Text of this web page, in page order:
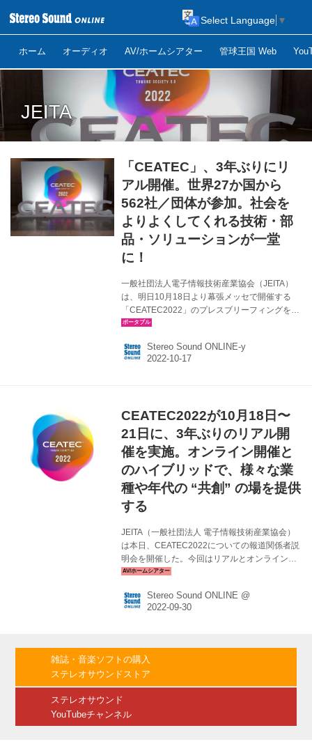
ホーム オーディオ AV/ホームシアター 管球王国 Web
Select Language ▼
JEITA
「CEATEC」、3年ぶりにリ
アル開催。世界27か国から
562社／団体が参加。社会を
よりよくしてくれる技術・部
品・ソリューションが一堂
に！
一般社団法人電子情報技術産業協会（JEITA）
は、明日10月18日より幕張メッセで開催する
「CEATEC2022」のプレスブリーフィングを本
日17日、会場内のトークステージで行なった。
サー鹿野清氏が登壇し、3年ぶりとなるリアル開
催に「高揚している」と喜びを口にしていた。
も多く、平均して40％以上が新規となっていた
そうだが、今回は実に47％となる266社／団体
が新規枠で参加しているといい、海外からの参
加も1...
Stereo Sound ONLINE-y
CEATEC2022が10月18日〜
21日に、3年ぶりのリアル開
催を実施。オンライン開催と
のハイブリッドで、様々な業
種や年代の “共創” の場を提供
する
JEITA（一般社団法人 電子情報技術産業協会）
は本日、CEATEC2022についての報道関係者説
明会を開催した。今回はリアルとオンラインの
ハイブリッド開催で、その概要は以下の通り。
（金）10:00〜17:00 ●会場：幕張メッセ（千葉
市美浜区中瀬2-1） ●入場：無料（来場者事前登
CEATECは、最近では家電のみならずIoTや取り
込みながら毎年イベントを開催していた。コロ
Stereo Sound ONLINE @
雑誌・音楽ソフトの購入
ステレオサウンドストア
ステレオサウンド
YouTubeチャンネル